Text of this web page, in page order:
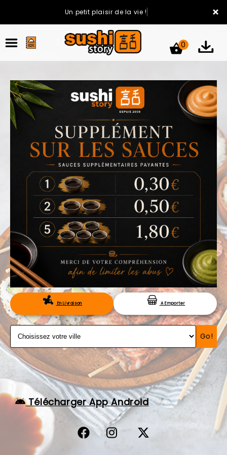
×
Un petit plaisir de la vie !
ACCUEIL
LA CARTE
VOTRE COMPTE
NOTRE RESTAURANT
VOS AVIS
MENTIONS LÉGALES
C.G.V
RÉSERVATION
0
En Livraison A Emporter
Go!
Télécharger App Android